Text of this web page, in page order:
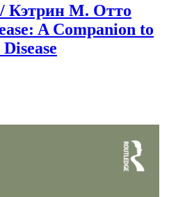
Кэтрин М. Отто
A Companion to